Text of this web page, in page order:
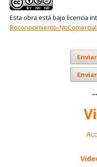
Esta obra está bajo licencia
Reconocimiento-